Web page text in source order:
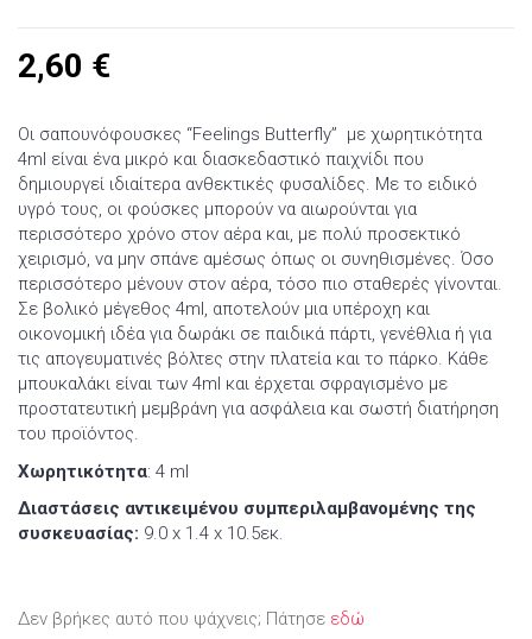
2,60 €
Οι σαπουνόφουσκες “Feelings Butterfly” με χωρητικότητα
4ml είναι ένα μικρό και διασκεδαστικό παιχνίδι που
δημιουργεί ιδιαίτερα ανθεκτικές φυσαλίδες. Με το ειδικό
υγρό τους, οι φούσκες μπορούν να αιωρούνται για
περισσότερο χρόνο στον αέρα και, με πολύ προσεκτικό
χειρισμό, να μην σπάνε αμέσως όπως οι συνηθισμένες. Όσο
περισσότερο μένουν στον αέρα, τόσο πιο σταθερές γίνονται.
Σε βολικό μέγεθος 4ml, αποτελούν μια υπέροχη και
οικονομική ιδέα για δωράκι σε παιδικά πάρτι, γενέθλια ή για
τις απογευματινές βόλτες στην πλατεία και το πάρκο. Κάθε
μπουκαλάκι είναι των 4ml και έρχεται σφραγισμένο με
προστατευτική μεμβράνη για ασφάλεια και σωστή διατήρηση
του προϊόντος.
Χωρητικότητα: 4 ml
Διαστάσεις αντικειμένου συμπεριλαμβανομένης της
συσκευασίας: 9.0 x 1.4 x 10.5εκ.
Δεν βρήκες αυτό που ψάχνεις; Πάτησε εδώ